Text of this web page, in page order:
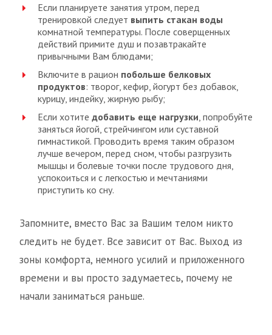
Если планируете занятия утром, перед
тренировкой следует выпить стакан воды
комнатной температуры. После соверщенных
действий примите душ и позавтракайте
привычными Вам блюдами;
Включите в рацион побольше белковых
продуктов: творог, кефир, йогурт без добавок,
курицу, индейку, жирную рыбу;
Если хотите добавить еще нагрузки, попробуйте
заняться йогой, стрейчингом или суставной
гимнастикой. Проводить время таким образом
лучше вечером, перед сном, чтобы разгрузить
мышцы и болевые точки после трудового дня,
успокоиться и с легкостью и мечтаниями
приступить ко сну.
Запомните, вместо Вас за Вашим телом никто
следить не будет. Все зависит от Вас. Выход из
зоны комфорта, немного усилий и приложенного
времени и вы просто задумаетесь, почему не
начали заниматься раньше.